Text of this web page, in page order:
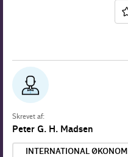
Skrevet af:
Peter G. H. Madsen
INTERNATIONAL ØKONOMI